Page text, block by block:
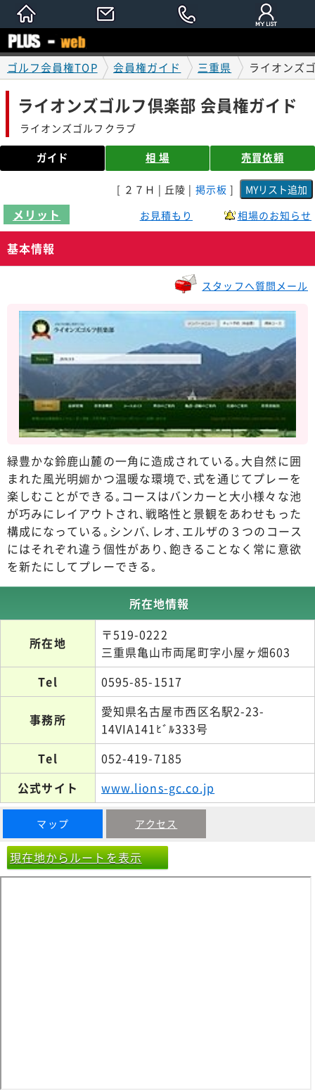
ゴルフ会員権TOP 会員権ガイド 三重県 ライオンズ
ライオンズゴルフ倶楽部 会員権ガイド
ライオンズゴルフクラブ
ガイド 相 場 売買依頼
[ ２７Ｈ | 丘陵 | 掲示板 ]
メリット お見積もり 相場のお知らせ
基本情報
スタッフへ質問メール
緑豊かな鈴鹿山麓の一角に造成されている｡大自然に囲
まれた風光明媚かつ温暖な環境で､式を通じてプレーを
楽しむことができる｡コースはバンカーと大小様々な池
が巧みにレイアウトされ､戦略性と景観をあわせもった
構成になっている｡シンバ､レオ､エルザの３つのコース
にはそれぞれ違う個性があり､飽きることなく常に意欲
を新たにしてプレーできる｡
所在地情報
所在地
〒519-0222
三重県亀山市両尾町字小屋ヶ畑603
Tel
0595-85-1517
事務所
愛知県名古屋市西区名駅2-23-
14VIA141ﾋﾞﾙ333号
Tel
052-419-7185
公式サイト
www.lions-gc.co.jp
マップ アクセス
現在地からルートを表示